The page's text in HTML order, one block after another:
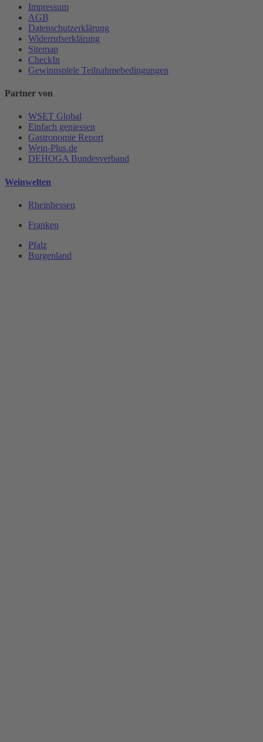
Impressum
AGB
Datenschutzerklärung
Widerrufserklärung
Sitemap
CheckIn
Gewinnspiele Teilnahmebedingungen
Partner von
WSET Global
Einfach geniessen
Gastronomie Report
Wein-Plus.de
DEHOGA Bundesverband
Weinwelten
Rheinhessen
Franken
Pfalz
Burgenland